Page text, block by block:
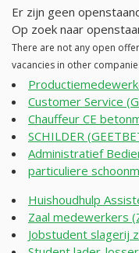
Er zijn geen
Op zoek naar
There are not any open
vacancies in other
Customer Service
Chauffeur CE
SCHILDER
Administratief
particuliere
Huishoudhulp
Zaal medewerkers
Jobstudent slagerij